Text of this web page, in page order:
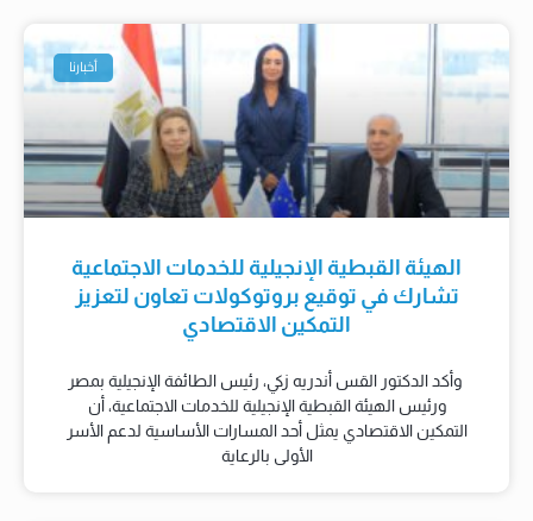
أخبارنا
الهيئة القبطية الإنجيلية للخدمات الاجتماعية
تشارك في توقيع بروتوكولات تعاون لتعزيز
التمكين الاقتصادي
وأكد الدكتور القس أندريه زكي، رئيس الطائفة الإنجيلية بمصر
ورئيس الهيئة القبطية الإنجيلية للخدمات الاجتماعية، أن
التمكين الاقتصادي يمثل أحد المسارات الأساسية لدعم الأسر
الأولى بالرعاية